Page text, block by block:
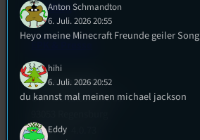
Empfang
EPK & Presse
Studentenfunk
Universitätsstraße 31
Büro:PT 4.0.73
Anton Schmandton
6. Juli. 2026 20:55
Heyo meine Minecraft Freunde geiler Song
hihi
6. Juli. 2026 20:52
du kannst mal meinen michael jackson
Eddy